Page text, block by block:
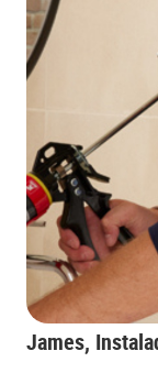
James,